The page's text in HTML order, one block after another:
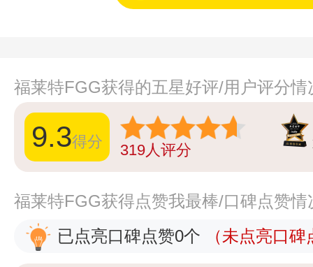
福莱特FGG获得的五星好评/用户评分情
9.3得分 319人评分
福莱特FGG获得点赞我最棒/口碑点赞情
已点亮口碑点赞0个
（未点亮口